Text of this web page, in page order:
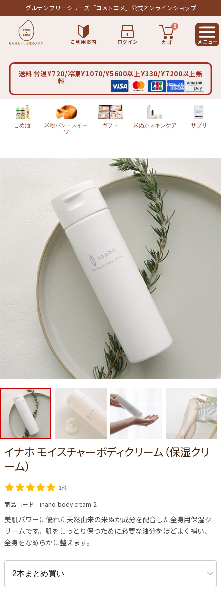
グルテンフリーシリーズ「コメトコメ」公式オンラインショップ
ご利用案内 ログイン カゴ
0
送料 常温¥720/冷凍¥1070/¥5600以上¥330/¥7200以上無
料
こめ油
米粉パン・スイー
ツ
ギフト 米ぬかスキンケア サプリ
イナホ モイスチャーボディクリーム（保湿クリ
ーム）
1件
商品コード： inaho-body-cream-2
美肌パワーに優れた天然由来の米ぬか成分を配合した全身用保湿ク
リームです。肌をしっとり保つために必要な油分をほどよく補い、
全身をなめらかに整えます。